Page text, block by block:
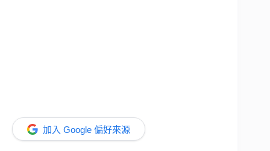
加入 Google 偏好來源